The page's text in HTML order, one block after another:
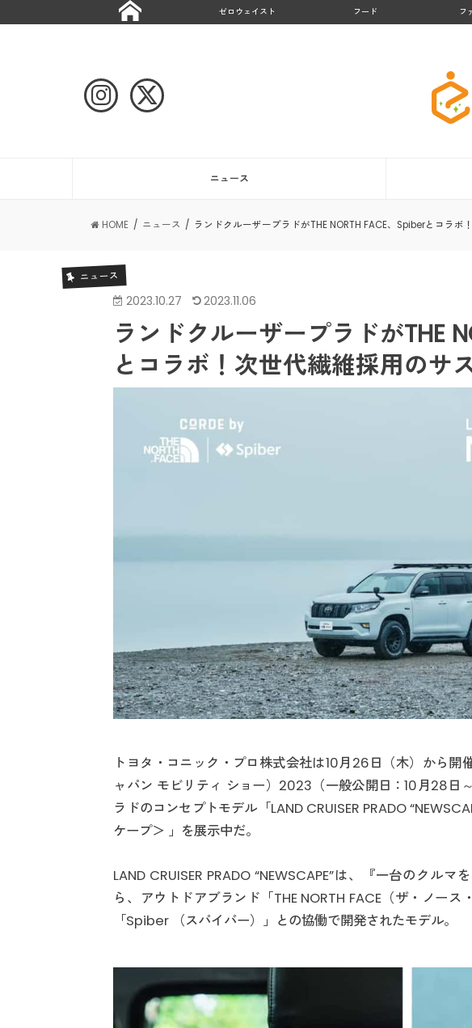
ゼロウェイスト フード フ
ニュース
HOME ニュース ランドクルーザープラドがTHE NORTH FACE、Spiberとコラ
ニュース
2023.10.27 2023.11.06
ランドクルーザープラドがTHE
とコラボ！次世代繊維採用のサ
トヨタ・コニック・プロ株式会社は10月26日（木）から開
ャパン モビリティ ショー）2023（一般公開日：10月28日
ラドのコンセプトモデル「LAND CRUISER PRADO
ケープ＞ 」を展示中だ。
LAND CRUISER PRADO “NEWSCAPE”は、『一台のクル
ら、アウトドアブランド「THE NORTH FACE（ザ・ノー
「Spiber （スパイバー）」との協働で開発されたモデル。